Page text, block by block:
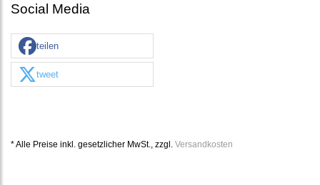
Social Media
teilen
tweet
* Alle Preise inkl. gesetzlicher MwSt., zzgl. Versandkosten